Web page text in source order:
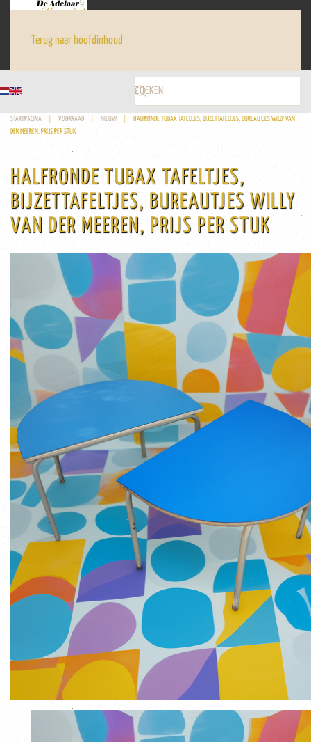
Terug naar hoofdinhoud
STARTPAGINA VOORRAAD NIEUW
HALFRONDE TUBAX TAFELTJES, BIJZETTAFELTJES, BUREAUTJES WILLY VAN
DER MEEREN, PRIJS PER STUK
HALFRONDE TUBAX TAFELTJES,
BIJZETTAFELTJES, BUREAUTJES WILLY
VAN DER MEEREN, PRIJS PER STUK